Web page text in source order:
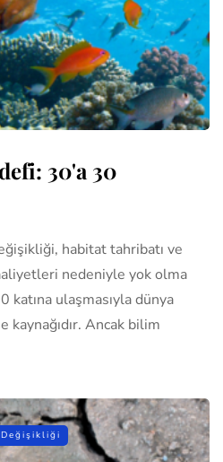
30'a 30
habitat tahribatı ve
nedeniyle yok olma
katına ulaşmasıyla dünya
kaynağıdır. Ancak bilim